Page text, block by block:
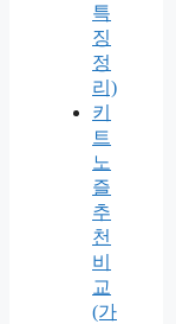
특
징
정
리)
키
트
노
즐
추
천
비
교
(가